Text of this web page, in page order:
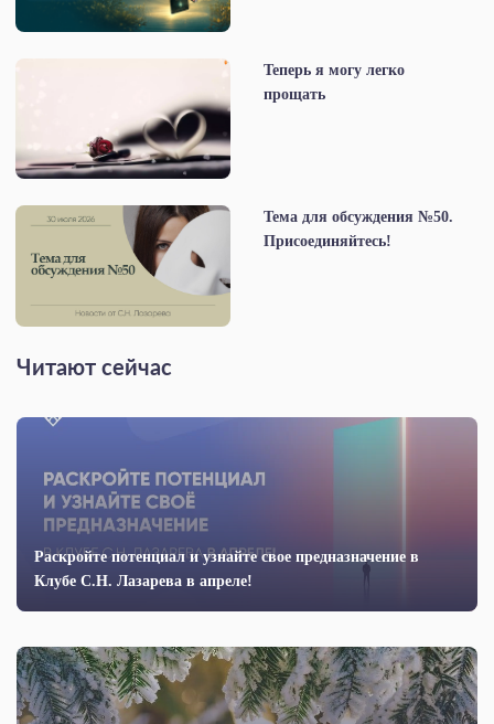
Теперь я могу легко
прощать
Тема для обсуждения №50.
Присоединяйтесь!
Читают сейчас
Раскройте потенциал и узнайте свое предназначение в
Клубе С.Н. Лазарева в апреле!